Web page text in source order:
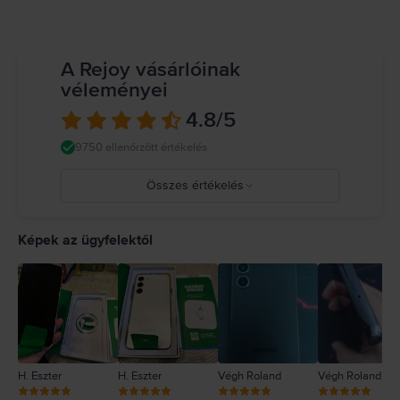
A Rejoy vásárlóinak
véleményei
4.8/5
9750 ellenőrzött értékelés
Összes értékelés
1
Képek az ügyfelektől
H. Eszter H. Eszter Végh Roland Végh Roland